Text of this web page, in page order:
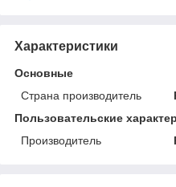
Характеристики
Основные
Страна производитель
Пользовательские
Производитель